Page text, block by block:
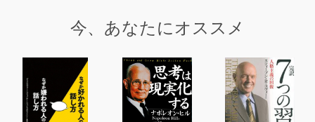
今、あなたにオススメ